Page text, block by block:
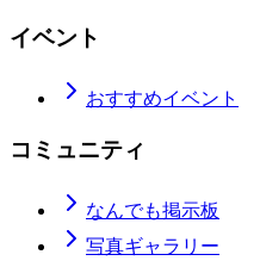
イベント
おすすめイベント
コミュニティ
なんでも掲示板
写真ギャラリー